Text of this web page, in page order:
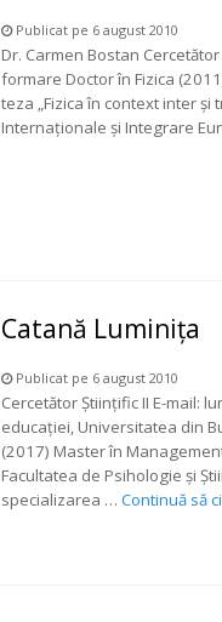
Publicat pe 6 august 2010
Dr. Carmen Bostan
formare Doctor în Fizica
teza „Fizica în context inter şi
Internaţionale şi Integrare
Catană Luminița
Publicat pe 6 august 2010
Cercetător Știinţific II E-mail:
educaţiei, Universitatea din
(2017) Master în
Facultatea de Psihologie şi
specializarea … Continuă să